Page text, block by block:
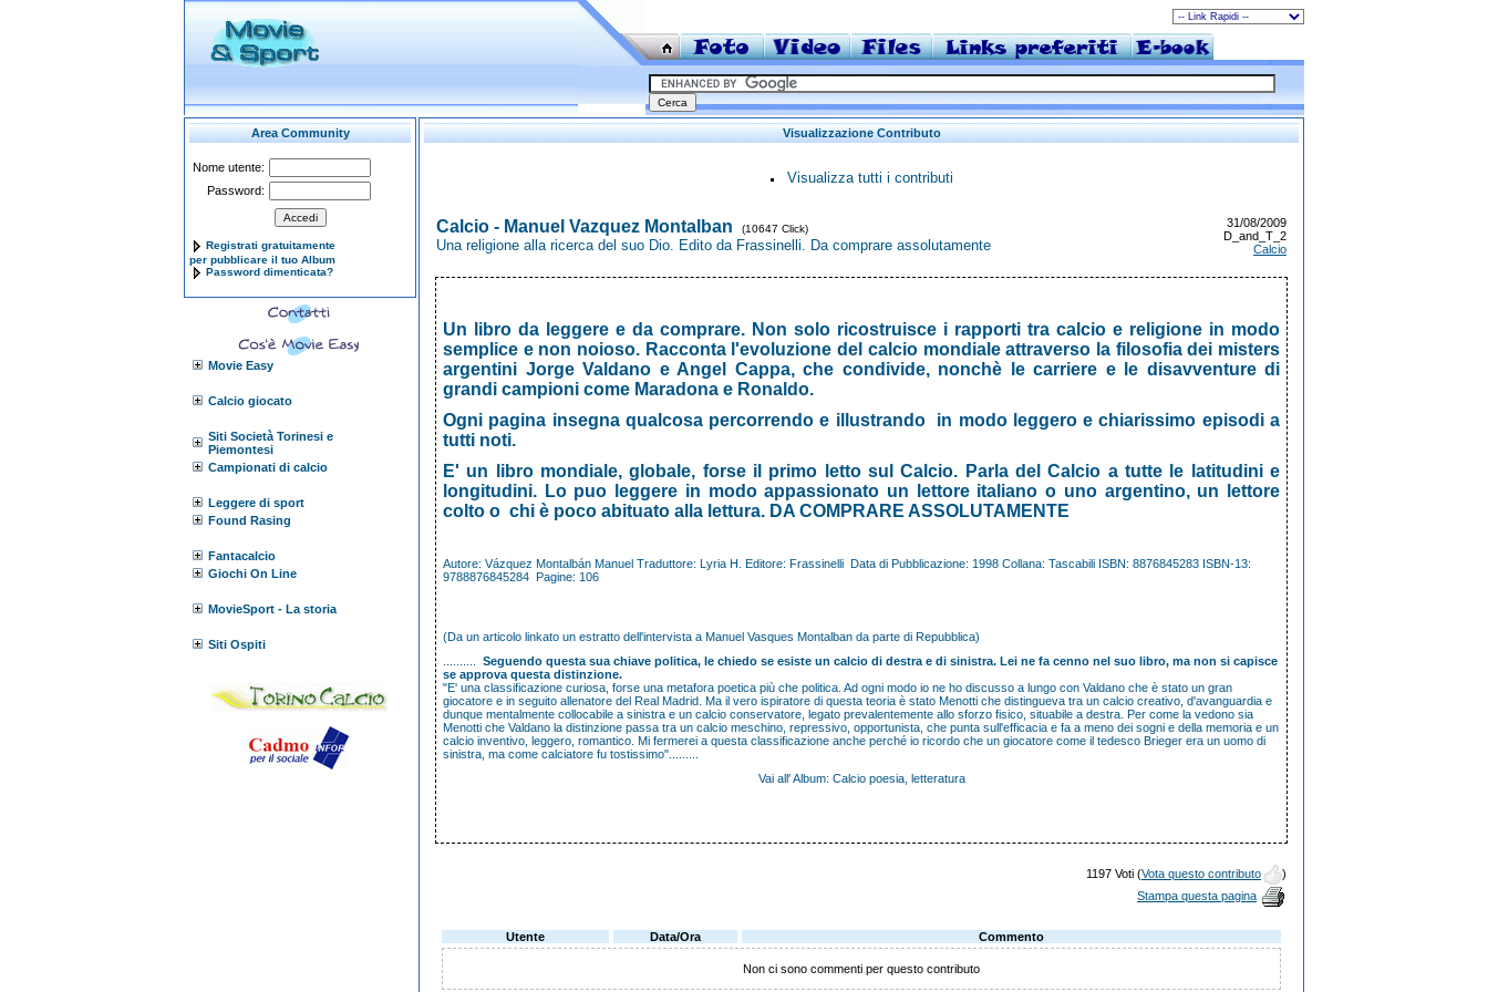
Area Community
Nome utente:
Password:
Registrati gratuitamente
per pubblicare il tuo Album
Password dimenticata?
Movie Easy
Calcio giocato
Siti Società Torinesi e
Piemontesi
Campionati di calcio
Leggere di sport
Found Rasing
Fantacalcio
Giochi On Line
MovieSport - La storia
Siti Ospiti
Visualizzazione Contributo
Visualizza tutti i contributi
Calcio - Manuel Vazquez Montalban (10647 Click)
Una religione alla ricerca del suo Dio. Edito da Frassinelli. Da comprare assolutamente
31/08/2009
D_and_T_2
Calcio
Un libro da leggere e da comprare. Non solo ricostruisce i rapporti tra calcio e religione in modo
semplice e non noioso. Racconta l'evoluzione del calcio mondiale attraverso la filosofia dei misters
argentini Jorge Valdano e Angel Cappa, che condivide, nonchè le carriere e le disavventure di
grandi campioni come Maradona e Ronaldo.
Ogni pagina insegna qualcosa percorrendo e illustrando in modo leggero e chiarissimo episodi a
tutti noti.
E' un libro mondiale, globale, forse il primo letto sul Calcio. Parla del Calcio a tutte le latitudini e
longitudini. Lo puo leggere in modo appassionato un lettore italiano o uno argentino, un lettore
colto o chi è poco abituato alla lettura. DA COMPRARE ASSOLUTAMENTE
Autore: Vázquez Montalbán Manuel Traduttore: Lyria H. Editore: Frassinelli Data di Pubblicazione: 1998 Collana: Tascabili ISBN: 8876845283 ISBN-13:
9788876845284 Pagine: 106
(Da un articolo linkato un estratto dell'intervista a Manuel Vasques Montalban da parte di Repubblica)
Seguendo questa sua chiave politica, le chiedo se esiste un calcio di destra e di sinistra. Lei ne fa cenno nel suo libro, ma non si capisce
se approva questa distinzione.
"E' una classificazione curiosa, forse una metafora poetica più che politica. Ad ogni modo io ne ho discusso a lungo con Valdano che è stato un gran
giocatore e in seguito allenatore del Real Madrid. Ma il vero ispiratore di questa teoria è stato Menotti che distingueva tra un calcio creativo, d'avanguardia e
dunque mentalmente collocabile a sinistra e un calcio conservatore, legato prevalentemente allo sforzo fisico, situabile a destra. Per come la vedono sia
Menotti che Valdano la distinzione passa tra un calcio meschino, repressivo, opportunista, che punta sull'efficacia e fa a meno dei sogni e della memoria e un
calcio inventivo, leggero, romantico. Mi fermerei a questa classificazione anche perché io ricordo che un giocatore come il tedesco Brieger era un uomo di
sinistra, ma come calciatore fu tostissimo".........
Vai all' Album: Calcio poesia, letteratura
1197 Voti (Vota questo contributo
)
Stampa questa pagina
Utente Data/Ora Commento
Non ci sono commenti per questo contributo